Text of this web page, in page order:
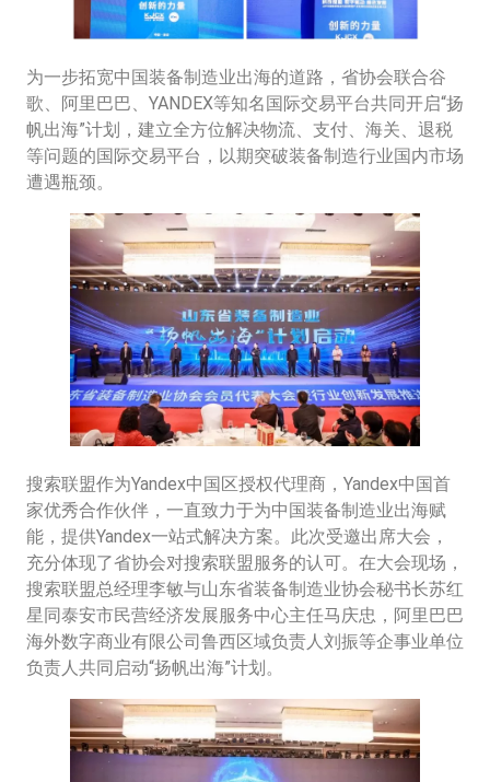
为一步拓宽中国装备制造业出海的道路，省协会联合谷
歌、阿里巴巴、YANDEX等知名国际交易平台共同开启“扬
帆出海”计划，建立全方位解决物流、支付、海关、退税
等问题的国际交易平台，以期突破装备制造行业国内市场
遭遇瓶颈。
搜索联盟作为Yandex中国区授权代理商，Yandex中国首
家优秀合作伙伴，一直致力于为中国装备制造业出海赋
能，提供Yandex一站式解决方案。此次受邀出席大会，
充分体现了省协会对搜索联盟服务的认可。在大会现场，
搜索联盟总经理李敏与山东省装备制造业协会秘书长苏红
星同泰安市民营经济发展服务中心主任马庆忠，阿里巴巴
海外数字商业有限公司鲁西区域负责人刘振等企事业单位
负责人共同启动“扬帆出海”计划。